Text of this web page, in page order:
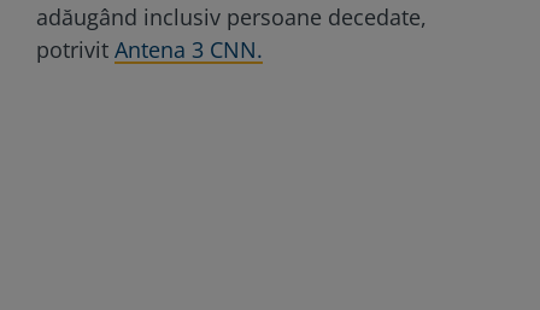
adăugând inclusiv persoane decedate,
potrivit Antena 3 CNN.